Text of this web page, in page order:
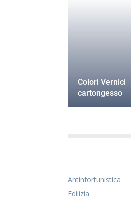
Colori Vernici
cartongesso
Antinfortunistica
Edilizia